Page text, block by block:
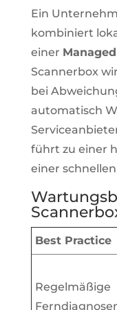
Ein
kombiniert
einer
Scannerbox
bei
automatisch
führt zu einer
einer
Best Practice
Regelmäßige